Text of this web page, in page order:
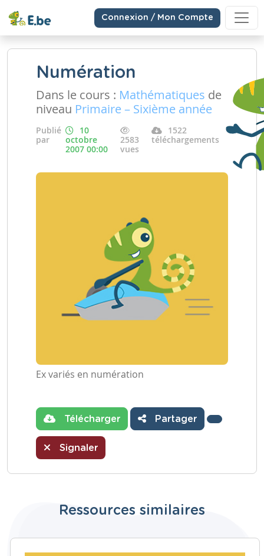
Connexion / Mon Compte
Numération
Dans le cours : Mathématiques de
niveau Primaire – Sixième année
Publié
par
10
octobre
2007 00:00
2583
vues
1522
téléchargements
Ex variés en numération
Télécharger Partager
Signaler
Ressources similaires